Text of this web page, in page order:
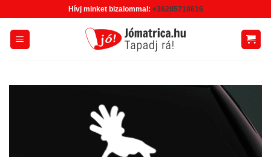
content
Hívj minket bizalommal: +36205718616